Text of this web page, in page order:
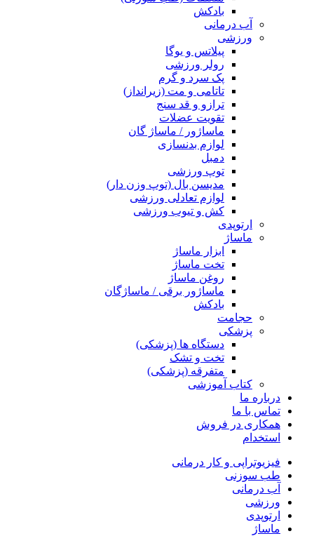
بادکش
آب درمانی
ورزشی
پیلاتس و یوگا
رولر ورزشی
پک سرد و گرم
تاتامی و مت (زیرانداز)
ترازو و قد سنج
تقویت عضلات
ماساژور / ماساژ گان
لوازم بدنسازی
دمبل
توپ ورزشی
مدیسن بال (توپ وزن دار)
لوازم تعادلی ورزشی
کش و تیوب ورزشی
ارتوپدی
ماساژ
ابزار ماساژ
تخت ماساژ
روغن ماساژ
ماساژور برقی / ماساژگان
بادکش
حجامت
پزشکی
دستگاه ها (پزشکی)
تخت و تشک
متفرقه (پزشکی)
کتاب آموزشی
درباره ما
تماس با ما
همکاری در فروش
استخدام
فیزیوتراپی و کار درمانی
طب سوزنی
آب درمانی
ورزشی
ارتوپدی
ماساژ